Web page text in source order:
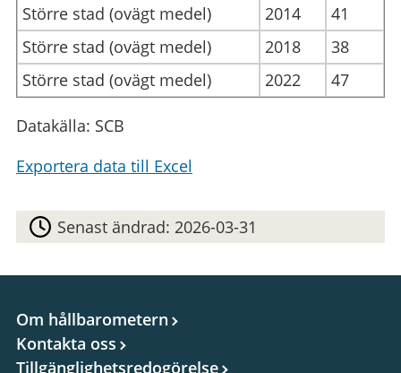
Större stad (ovägt medel)
2014
41
Större stad (ovägt medel)
2018
38
Större stad (ovägt medel)
2022 47
Datakälla: SCB
Exportera data till Excel
Senast ändrad:2026-03-31
Om hållbarometern
Kontakta oss
Tillgänglighetsredogörelse